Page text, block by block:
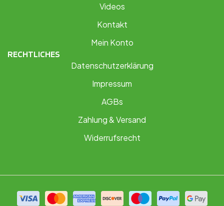
Videos
Kontakt
Mein Konto
RECHTLICHES
Datenschutzerklärung
Impressum
AGBs
Zahlung & Versand
Widerrufsrecht